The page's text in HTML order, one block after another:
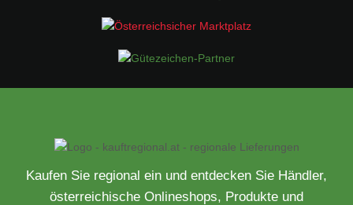
Kaufen Sie regional ein und entdecken Sie Händler,
österreichische Onlineshops, Produkte und